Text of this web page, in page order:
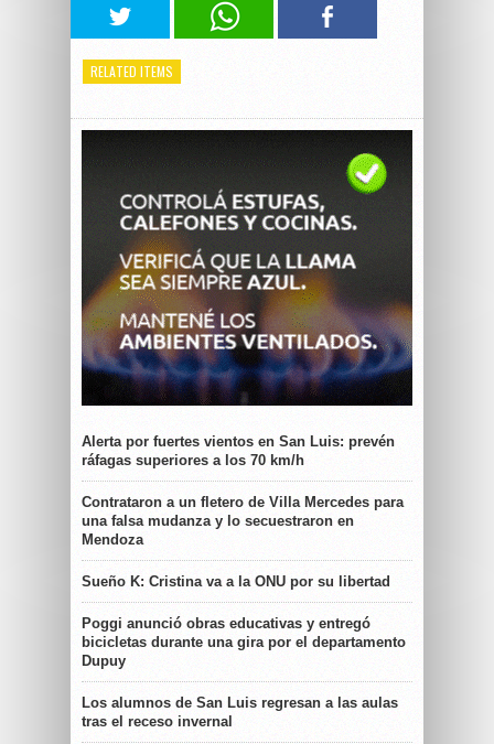
RELATED ITEMS
Alerta por fuertes vientos en San Luis: prevén
ráfagas superiores a los 70 km/h
Contrataron a un fletero de Villa Mercedes para
una falsa mudanza y lo secuestraron en
Mendoza
Sueño K: Cristina va a la ONU por su libertad
Poggi anunció obras educativas y entregó
bicicletas durante una gira por el departamento
Dupuy
Los alumnos de San Luis regresan a las aulas
tras el receso invernal